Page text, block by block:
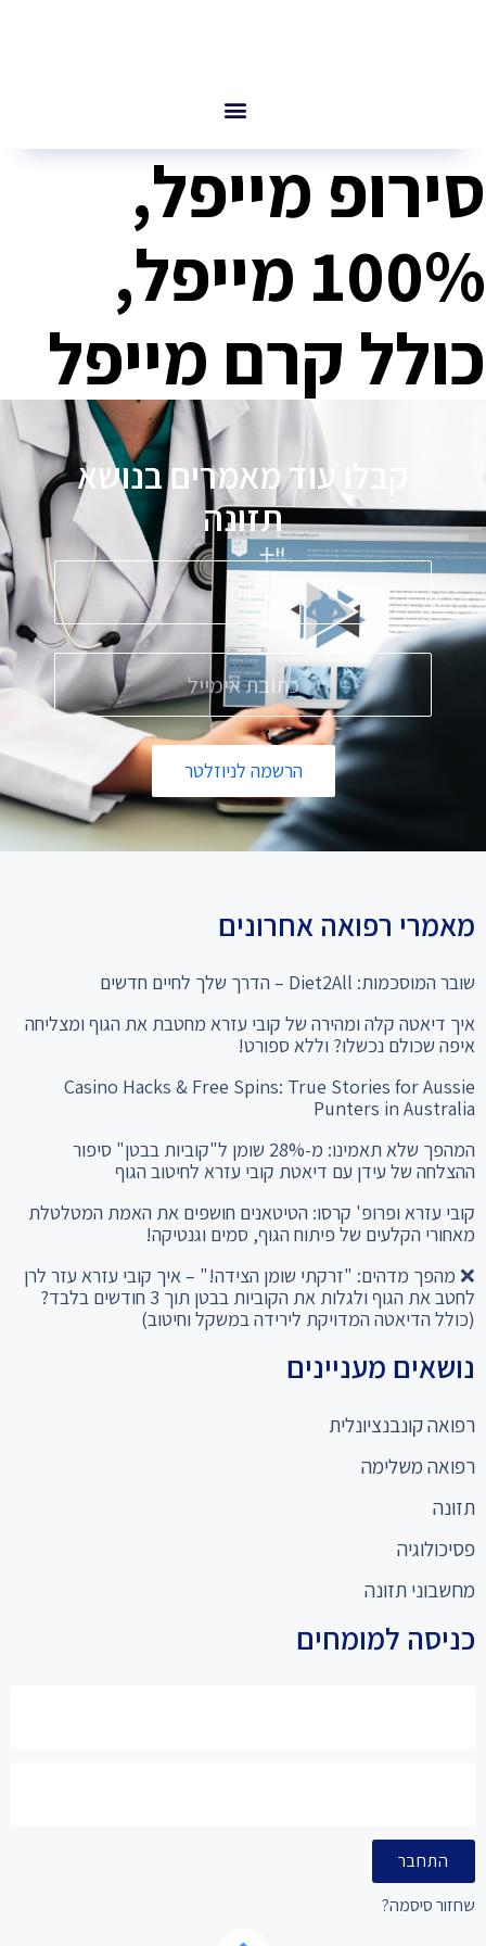
סירופ מייפל,
100% מייפל,
כולל קרם מייפל
קבלו עוד מאמרים בנושא
תזונה
הרשמה לניוזלטר
מאמרי רפואה אחרונים
שובר המוסכמות: Diet2All – הדרך שלך לחיים חדשים
איך דיאטה קלה ומהירה של קובי עזרא מחטבת את הגוף ומצליחה
איפה שכולם נכשלו? וללא ספורט!
Casino Hacks & Free Spins: True Stories for Aussie
Punters in Australia
המהפך שלא תאמינו: מ-28% שומן ל"קוביות בבטן" סיפור
ההצלחה של עידן עם דיאטת קובי עזרא לחיטוב הגוף
קובי עזרא ופרופ' קרסו: הטיטאנים חושפים את האמת המטלטלת
מאחורי הקלעים של פיתוח הגוף, סמים וגנטיקה!
❌ מהפך מדהים: "זרקתי שומן הצידה!" – איך קובי עזרא עזר לרן
לחטב את הגוף ולגלות את הקוביות בבטן תוך 3 חודשים בלבד?
(כולל הדיאטה המדויקת לירידה במשקל וחיטוב)
נושאים מעניינים
רפואה קונבנציונלית
רפואה משלימה
תזונה
פסיכולוגיה
מחשבוני תזונה
כניסה למומחים
התחבר
שחזור סיסמה?